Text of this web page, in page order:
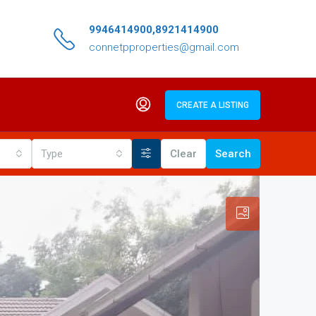
9946414900,8921414900
connetpproperties@gmail.com
CREATE A LISTING
Type Clear Search